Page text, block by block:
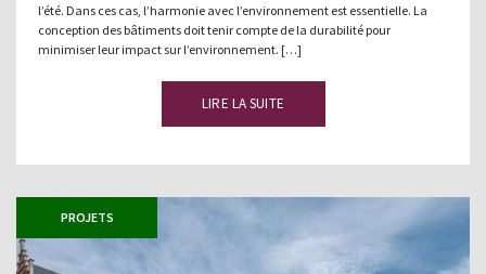
l’été. Dans ces cas, l’harmonie avec l’environnement est essentielle. La
conception des bâtiments doit tenir compte de la durabilité pour
minimiser leur impact sur l’environnement. […]
LIRE LA SUITE
PROJETS